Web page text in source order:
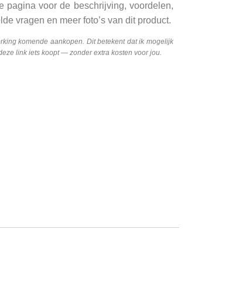
pagina voor de beschrijving, voordelen,
vragen en meer foto’s van dit product.
komende aankopen. Dit betekent dat ik mogelijk
link iets koopt — zonder extra kosten voor jou.